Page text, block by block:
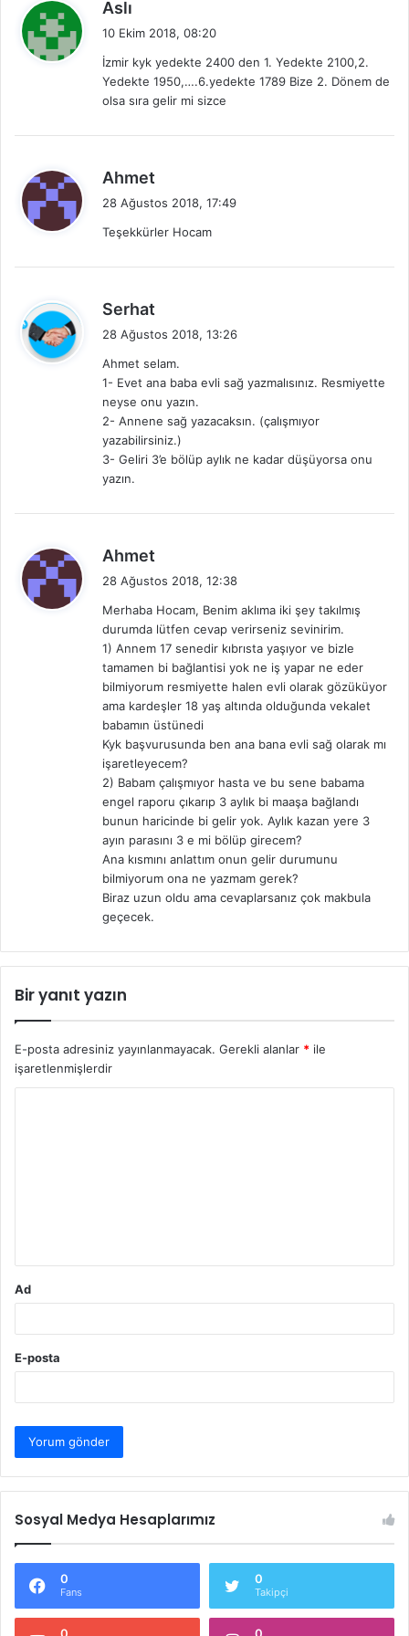
Aslı
i
k
i
10 Ekim 2018, 08:20
İzmir kyk yedekte 2400 den 1. Yedekte 2100,2.
Yedekte 1950,….6.yedekte 1789 Bize 2. Dönem de
olsa sıra gelir mi sizce
Ahmet
i
28 Ağustos 2018, 17:49
Teşekkürler Hocam
Serhat
i
k
i
28 Ağustos 2018, 13:26
Ahmet selam.
1- Evet ana baba evli sağ yazmalısınız. Resmiyette
neyse onu yazın.
2- Annene sağ yazacaksın. (çalışmıyor
yazabilirsiniz.)
3- Geliri 3’e bölüp aylık ne kadar düşüyorsa onu
yazın.
Ahmet
i
k
i
28 Ağustos 2018, 12:38
Merhaba Hocam, Benim aklıma iki şey takılmış
durumda lütfen cevap verirseniz sevinirim.
1) Annem 17 senedir kıbrısta yaşıyor ve bizle
tamamen bi bağlantisi yok ne iş yapar ne eder
bilmiyorum resmiyette halen evli olarak gözüküyor
ama kardeşler 18 yaş altında olduğunda vekalet
babamın üstünedi
Kyk başvurusunda ben ana bana evli sağ olarak mı
işaretleyecem?
2) Babam çalışmıyor hasta ve bu sene babama
engel raporu çıkarıp 3 aylık bi maaşa bağlandı
bunun haricinde bi gelir yok. Aylık kazan yere 3
ayın parasını 3 e mi bölüp girecem?
Ana kısmını anlattım onun gelir durumunu
bilmiyorum ona ne yazmam gerek?
Biraz uzun oldu ama cevaplarsanız çok makbula
geçecek.
Bir yanıt yazın
E-posta adresiniz yayınlanmayacak. Gerekli alanlar * ile
işaretlenmişlerdir
Ad
E-posta
Sosyal Medya Hesaplarımız
0
Fans
0
Takipçi